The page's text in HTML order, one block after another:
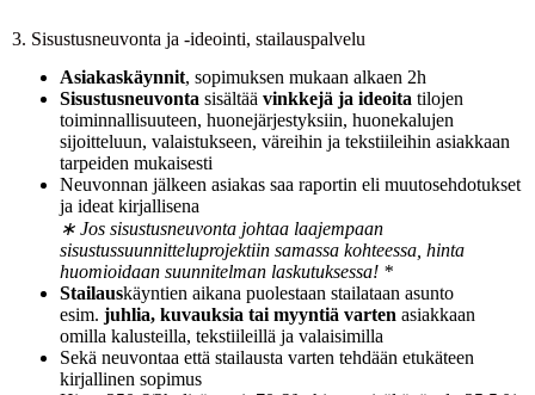
3. Sisustusneuvonta ja -ideointi, stailauspalvelu
Asiakaskäynnit, sopimuksen mukaan alkaen 2h
Sisustusneuvonta sisältää vinkkejä ja ideoita tilojen
toiminnallisuuteen, huonejärjestyksiin, huonekalujen
sijoitteluun, valaistukseen, väreihin ja tekstiileihin asiakkaan
tarpeiden mukaisesti
Neuvonnan jälkeen asiakas saa raportin eli muutosehdotukset
ja ideat kirjallisena
∗ Jos sisustusneuvonta johtaa laajempaan
sisustussuunnitteluprojektiin samassa kohteessa, hinta
huomioidaan suunnitelman laskutuksessa! *
Stailauskäyntien aikana puolestaan stailataan asunto
esim. juhlia, kuvauksia tai myyntiä varten asiakkaan
omilla kalusteilla, tekstiileillä ja valaisimilla
Sekä neuvontaa että stailausta varten tehdään etukäteen
kirjallinen sopimus